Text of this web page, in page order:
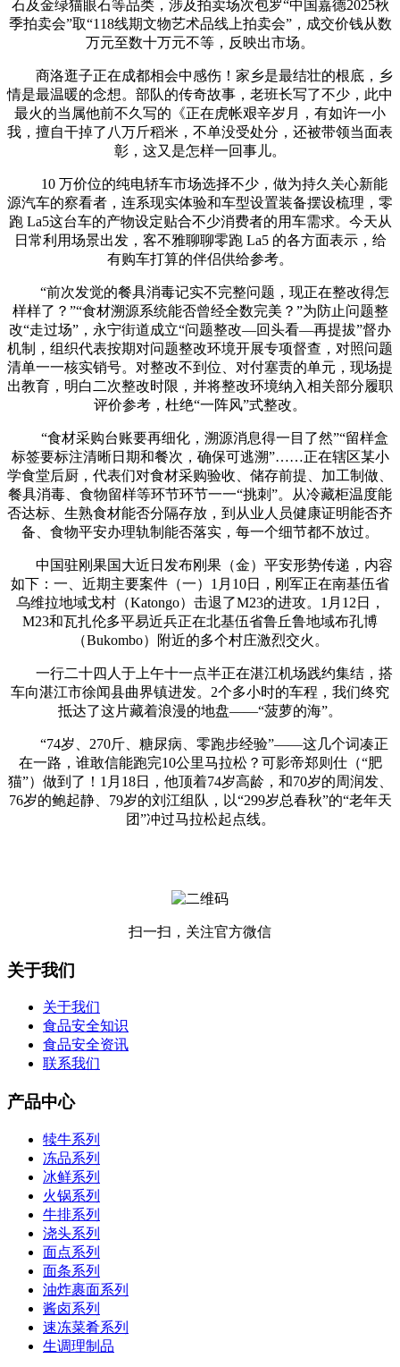
石及金绿猫眼石等品类，涉及拍卖场次包罗“中国嘉德2025秋
季拍卖会”取“118线期文物艺术品线上拍卖会”，成交价钱从数
万元至数十万元不等，反映出市场。
商洛逛子正在成都相会中感伤！家乡是最结壮的根底，乡
情是最温暖的念想。部队的传奇故事，老班长写了不少，此中
最火的当属他前不久写的《正在虎帐艰辛岁月，有如许一小
我，擅自干掉了八万斤稻米，不单没受处分，还被带领当面表
彰，这又是怎样一回事儿。
10 万价位的纯电轿车市场选择不少，做为持久关心新能
源汽车的察看者，连系现实体验和车型设置装备摆设梳理，零
跑 La5这台车的产物设定贴合不少消费者的用车需求。今天从
日常利用场景出发，客不雅聊聊零跑 La5 的各方面表示，给
有购车打算的伴侣供给参考。
“前次发觉的餐具消毒记实不完整问题，现正在整改得怎
样样了？”“食材溯源系统能否曾经全数完美？”为防止问题整
改“走过场”，永宁街道成立“问题整改—回头看—再提拔”督办
机制，组织代表按期对问题整改环境开展专项督查，对照问题
清单一一核实销号。对整改不到位、对付塞责的单元，现场提
出教育，明白二次整改时限，并将整改环境纳入相关部分履职
评价参考，杜绝“一阵风”式整改。
“食材采购台账要再细化，溯源消息得一目了然”“留样盒
标签要标注清晰日期和餐次，确保可逃溯”……正在辖区某小
学食堂后厨，代表们对食材采购验收、储存前提、加工制做、
餐具消毒、食物留样等环节环节一一“挑刺”。从冷藏柜温度能
否达标、生熟食材能否分隔存放，到从业人员健康证明能否齐
备、食物平安办理轨制能否落实，每一个细节都不放过。
中国驻刚果国大近日发布刚果（金）平安形势传递，内容
如下：一、近期主要案件（一）1月10日，刚军正在南基伍省
乌维拉地域戈村（Katongo）击退了M23的进攻。1月12日，
M23和瓦扎伦多平易近兵正在北基伍省鲁丘鲁地域布孔博
（Bukombo）附近的多个村庄激烈交火。
一行二十四人于上午十一点半正在湛江机场践约集结，搭
车向湛江市徐闻县曲界镇进发。2个多小时的车程，我们终究
抵达了这片藏着浪漫的地盘——“菠萝的海”。
“74岁、270斤、糖尿病、零跑步经验”——这几个词凑正
在一路，谁敢信能跑完10公里马拉松？可影帝郑则仕（“肥
猫”）做到了！1月18日，他顶着74岁高龄，和70岁的周润发、
76岁的鲍起静、79岁的刘江组队，以“299岁总春秋”的“老年天
团”冲过马拉松起点线。
扫一扫，关注官方微信
关于我们
关于我们
食品安全知识
食品安全资讯
联系我们
产品中心
犊牛系列
冻品系列
冰鲜系列
火锅系列
牛排系列
浇头系列
面点系列
面条系列
油炸裹面系列
酱卤系列
速冻菜肴系列
生调理制品